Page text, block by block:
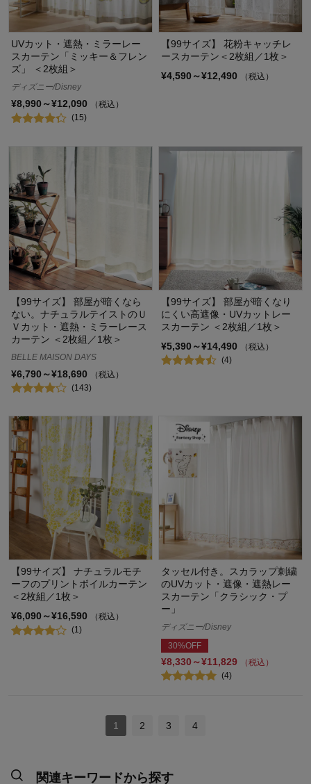
UVカット・遮熱・ミラーレー
スカーテン「ミッキー＆フレン
ズ」 ＜2枚組＞
ディズニー/Disney
¥8,990～¥12,090
（税込）
(15)
【99サイズ】 花粉キャッチレ
ースカーテン＜2枚組／1枚＞
¥4,590～¥12,490
（税込）
【99サイズ】 部屋が暗くなら
ない。ナチュラルテイストのＵ
Ｖカット・遮熱・ミラーレース
カーテン ＜2枚組／1枚＞
BELLE MAISON DAYS
¥6,790～¥18,690
（税込）
(143)
【99サイズ】 部屋が暗くなり
にくい高遮像・UVカットレー
スカーテン ＜2枚組／1枚＞
¥5,390～¥14,490
（税込）
(4)
【99サイズ】 ナチュラルモチ
ーフのプリントボイルカーテン
＜2枚組／1枚＞
¥6,090～¥16,590
（税込）
(1)
タッセル付き。スカラップ刺繍
のUVカット・遮像・遮熱レー
スカーテン「クラシック・プ
ー」
ディズニー/Disney
30%OFF
¥8,330～¥11,829
（税込）
(4)
1 2 3 4
関連キーワードから探す